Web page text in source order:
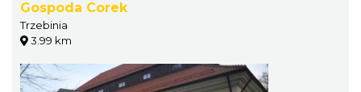
Gospoda Corek
Trzebinia
3.99 km